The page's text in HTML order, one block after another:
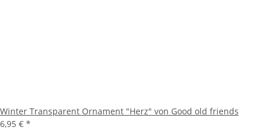
Winter Transparent Ornament "Herz" von Good old friends
6,95 € *